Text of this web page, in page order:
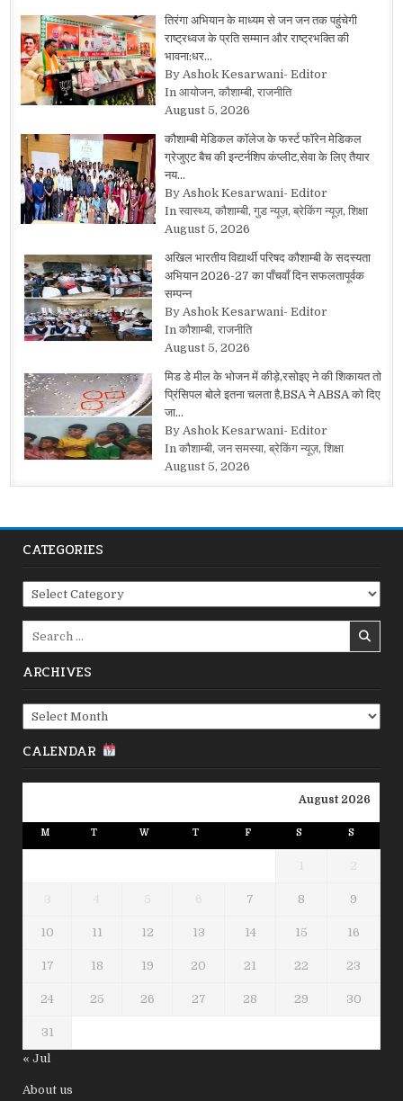
तिरंगा अभियान के माध्यम से जन जन तक पहुंचेगी
राष्ट्रध्वज के प्रति सम्मान और राष्ट्रभक्ति की
भावना:धर…
By Ashok Kesarwani- Editor
In आयोजन, कौशाम्बी, राजनीति
August 5, 2026
कौशाम्बी मेडिकल कॉलेज के फर्स्ट फॉरेन मेडिकल
ग्रेजुएट बैच की इन्टर्नशिप कंप्लीट,सेवा के लिए तैयार
नय…
By Ashok Kesarwani- Editor
In स्वास्थ्य, कौशाम्बी, गुड न्यूज़, ब्रेकिंग न्यूज़, शिक्षा
August 5, 2026
अखिल भारतीय विद्यार्थी परिषद कौशाम्बी के सदस्यता
अभियान 2026-27 का पाँचवाँ दिन सफलतापूर्वक
सम्पन्न
By Ashok Kesarwani- Editor
In कौशाम्बी, राजनीति
August 5, 2026
मिड डे मील के भोजन में कीड़े,रसोइए ने की शिकायत तो
प्रिंसिपल बोले इतना चलता है,BSA ने ABSA को दिए
जा…
By Ashok Kesarwani- Editor
In कौशाम्बी, जन समस्या, ब्रेकिंग न्यूज़, शिक्षा
August 5, 2026
CATEGORIES
Categories
ARCHIVES
Archives
CALENDAR
August 2026
M T W T F S S
1 2
3 4 5 6 7 8 9
10 11 12 13 14 15 16
17 18 19 20 21 22 23
24 25 26 27 28 29 30
31
« Jul
About us